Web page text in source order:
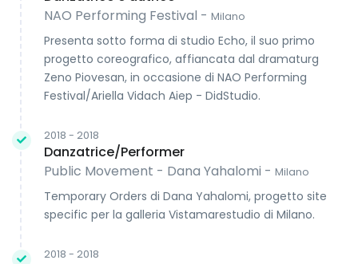
NAO Performing Festival - Milano
Presenta sotto forma di studio Echo, il suo primo
progetto coreografico, affiancata dal dramaturg
Zeno Piovesan, in occasione di NAO Performing
Festival/Ariella Vidach Aiep - DidStudio.
2018 - 2018
Danzatrice/Performer
Public Movement - Dana Yahalomi - Milano
Temporary Orders di Dana Yahalomi, progetto site
specific per la galleria Vistamarestudio di Milano.
2018 - 2018